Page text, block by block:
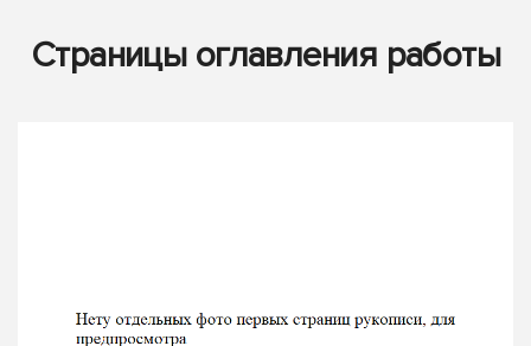
Страницы оглавления работы